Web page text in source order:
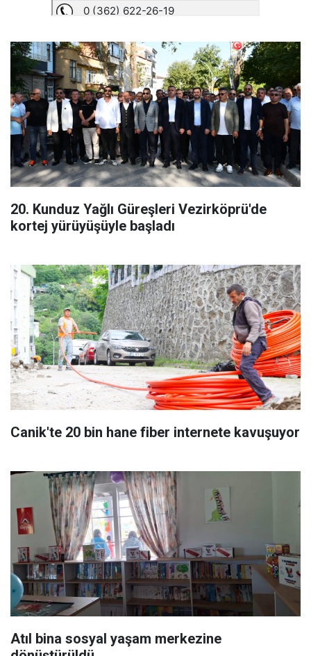
20. Kunduz Yağlı Güreşleri Vezirköprü'de
kortej yürüyüşüyle başladı
Canik'te 20 bin hane fiber internete kavuşuyor
Atıl bina sosyal yaşam merkezine